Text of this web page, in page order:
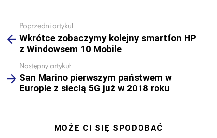
more
Poprzedni artykuł
Wkrótce zobaczymy kolejny smartfon HP
z Windowsem 10 Mobile
Następny artykuł
San Marino pierwszym państwem w
Europie z siecią 5G już w 2018 roku
MOŻE CI SIĘ SPODOBAĆ